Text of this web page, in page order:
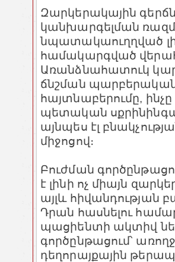
Զարկերակային
կանխարգելման
նպատակաուղղված
համակարգված
Առանձնահատուկ
ճնշման
հայտնաբերումը,
պետական
այնպես էլ
միջոցով։
Բուժման
է լինի ոչ միայն
այլև հիվանդության
Դրան հասնելու
պացիենտի ակտիվ
գործընթացում՝
դեղորայքային